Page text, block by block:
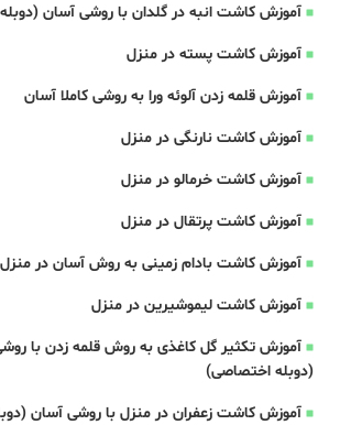
آموزش کاشت انبه در گلدان با روشی آسان
آموزش کاشت پسته در منزل
آموزش قلمه زدن آلوئه ورا به روشی کاملا آسان
آموزش کاشت نارنگی در منزل
آموزش کاشت خرمالو در منزل
آموزش کاشت پرتقال در منزل
آموزش کاشت بادام زمینی به روش آسان در
آموزش کاشت لیموشیرین در منزل
آموزش تکثیر گل کاغذی به روش قلمه زدن با
(دوبله اختصاصی)
آموزش کاشت زعفران در منزل با روشی آسان